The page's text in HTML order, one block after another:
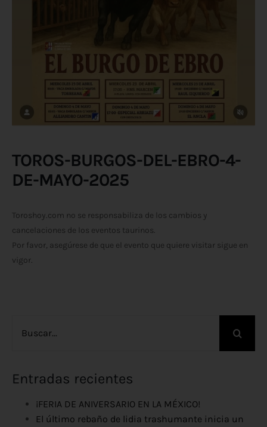
TOROS-BURGOS-DEL-EBRO-4-
DE-MAYO-2025
Toroshoy.com no se responsabiliza de los cambios y
cancelaciones de los eventos taurinos.
Por favor, asegúrese de que el evento que quiere visitar sigue en
vigor.
Entradas recientes
¡FERIA DE ANIVERSARIO EN LA MÉXICO!
El último rebaño de lidia trashumante inicia un